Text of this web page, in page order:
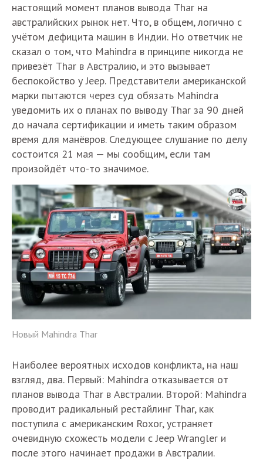
настоящий момент планов вывода Thar на
австралийских рынок нет. Что, в общем, логично с
учётом дефицита машин в Индии. Но ответчик не
сказал о том, что Mahindra в принципе никогда не
привезёт Thar в Австралию, и это вызывает
беспокойство у Jeep. Представители американской
марки пытаются через суд обязать Mahindra
уведомить их о планах по выводу Thar за 90 дней
до начала сертификации и иметь таким образом
время для манёвров. Следующее слушание по делу
состоится 21 мая — мы сообщим, если там
произойдёт что-то значимое.
Новый Mahindra Thar
Наиболее вероятных исходов конфликта, на наш
взгляд, два. Первый: Mahindra отказывается от
планов вывода Thar в Австралии. Второй: Mahindra
проводит радикальный рестайлинг Thar, как
поступила с американским Roxor, устраняет
очевидную схожесть модели с Jeep Wrangler и
после этого начинает продажи в Австралии.